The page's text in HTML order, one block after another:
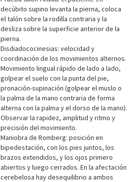
decúbito supino levanta la pierna, coloca
el talón sobre la rodilla contraria y la
desliza sobre la superficie anterior de la
pierna.
Disdiadococinesias: velocidad y
coordinación de los movimientos alternos.
Movimiento lingual rápido de lado a lado,
golpear el suelo con la punta del pie,
pronación-supinación (golpear el muslo o
la palma de la mano contraria de forma
alterna con la palma y el dorso de la mano).
Observar la rapidez, amplitud y ritmo y
precisión del movimiento.
Maniobra de Romberg: posición en
bipedestación, con los pies juntos, los
brazos extendidos, y los ojos primero
abiertos y luego cerrados. En la afectación
cerebelosa hay desequilibrio a ambos